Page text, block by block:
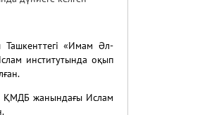
«Имам Әл-
институтында оқып
жанындағы Ислам